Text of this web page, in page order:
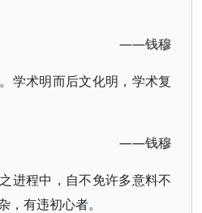
——钱穆
学术明而后文化明，学术复
——钱穆
进程中，自不免许多意料不
，有违初心者。